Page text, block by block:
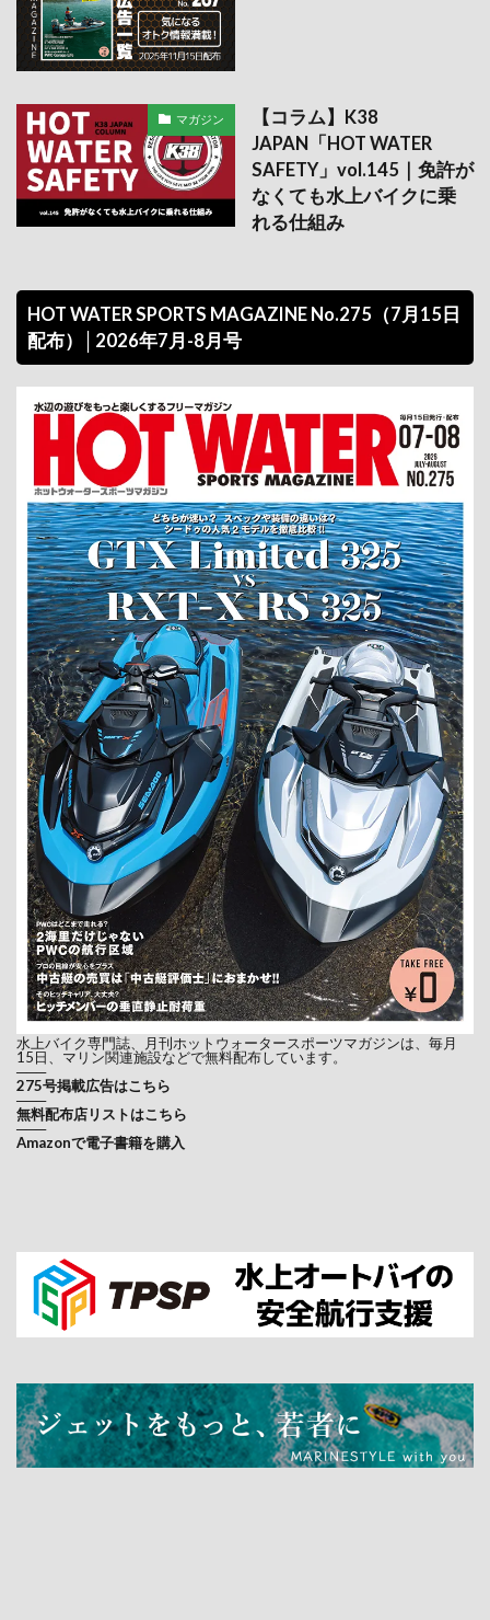
マガジン
【コラム】K38
JAPAN「HOT WATER
SAFETY」vol.145｜免許が
なくても水上バイクに乗
れる仕組み
HOT WATER SPORTS MAGAZINE No.275（7月15日
配布）│2026年7月-8月号
水上バイク専門誌、月刊ホットウォータースポーツマガジンは、毎月
15日、マリン関連施設などで無料配布しています。
───
275号掲載広告はこちら
───
無料配布店リストはこちら
───
Amazonで電子書籍を購入